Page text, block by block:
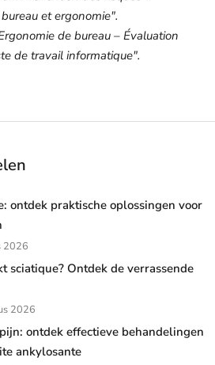
et ergonomie".
de bureau – Évaluation
de travail informatique".
ontdek praktische oplossingen voor
2026
sciatique? Ontdek de verrassende
2026
ontdek effectieve behandelingen
ankylosante